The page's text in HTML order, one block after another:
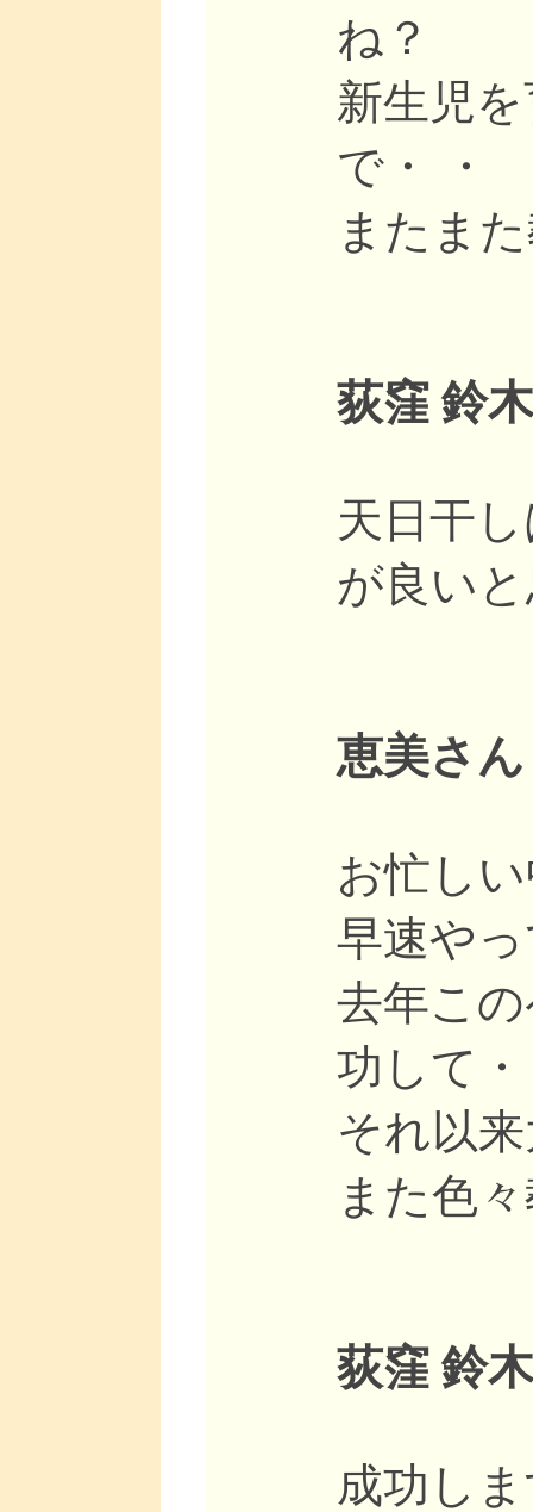
ね？
新生児
で・ ・
またま
荻窪 鈴
天日干
が良い
恵美さん
お忙し
早速や
去年こ
功して
それ以
また色
荻窪 鈴
成功し